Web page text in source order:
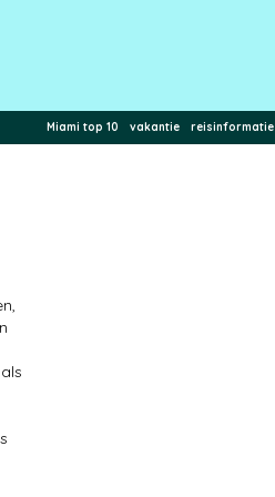
Miami top 10 vakantie reisinformatie